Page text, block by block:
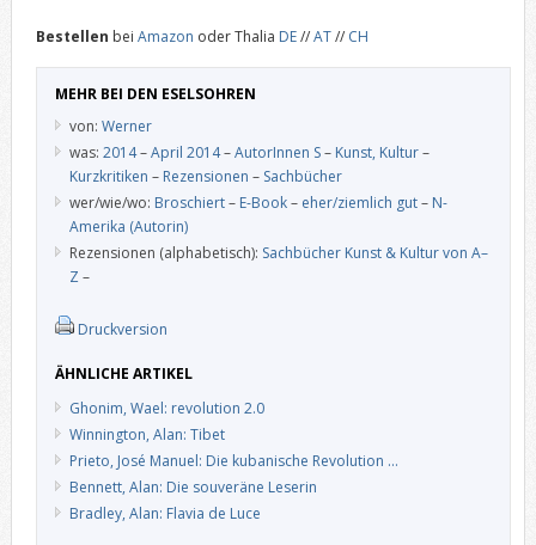
Bestellen bei Amazon oder Thalia DE//AT// CH
MEHR BEI DEN ESELSOHREN
von: Werner
was: 2014–April 2014–AutorInnen S– Kunst, Kultur–
Kurzkritiken – Rezensionen – Sachbücher
wer/wie/wo: Broschiert– E-Book– eher/ziemlich gut– N-
Amerika (Autorin)
Rezensionen (alphabetisch): Sachbücher Kunst & Kultur von A–
Z –
Druckversion
ÄHNLICHE ARTIKEL
Ghonim, Wael: revolution 2.0
Winnington, Alan: Tibet
Prieto, José Manuel: Die kubanische Revolution …
Bennett, Alan: Die souveräne Leserin
Bradley, Alan: Flavia de Luce